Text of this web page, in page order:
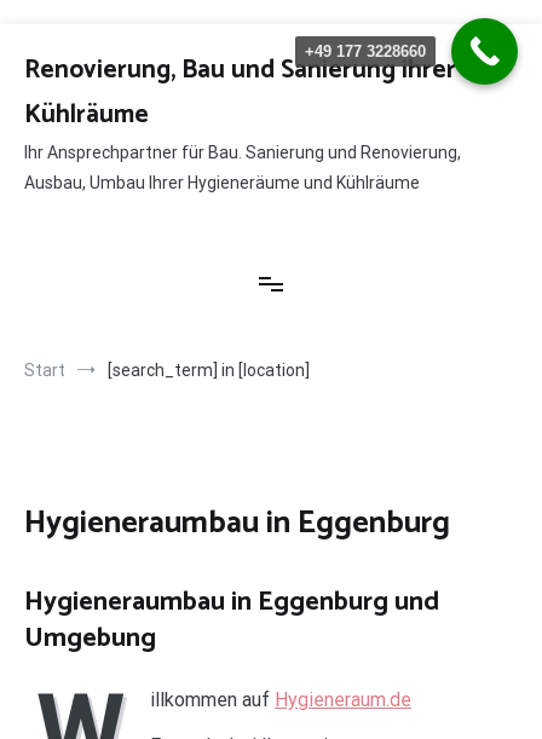
Inhalt
springen
Renovierung, Bau und Sanierung ihrer
Kühlräume
Ihr Ansprechpartner für Bau. Sanierung und Renovierung,
Ausbau, Umbau Ihrer Hygieneräume und Kühlräume
Start [search_term] in [location]
Hygieneraumbau in Eggenburg
Hygieneraumbau in Eggenburg und
Umgebung
illkommen auf Hygieneraum.de
+49 177 3228660